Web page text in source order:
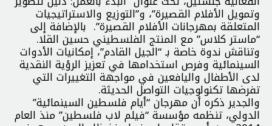
وتمويل الأفلام القصيرة”، و”التوزيع والاستراتيجيات
المتعلقة بمهرجانات الأفلام القصيرة”. بالإضافة إلى
“ماستر كلاس” مع المنتج الفلسطيني حسين القلا.
وتناقش ندوة خاصة بـ “الجيل القادم”، إمكانيات الأدوات
السينمائية وفرص استخدامها في تعزيز الرؤية النقدية
لدى الأطفال واليافعين في مواجهة التغييرات التي
تفرضها تكنولوجيات التواصل الحديثة.
والجدير ذكره أن مهرجان “أيام فلسطين السينمائية”
الدولي، تنظمه مؤسسة “فيلم لاب فلسطين” منذ العام